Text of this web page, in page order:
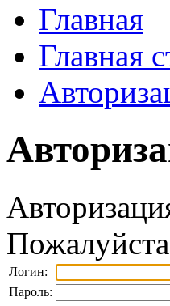
Главная
Главная
Логин:
Пароль: